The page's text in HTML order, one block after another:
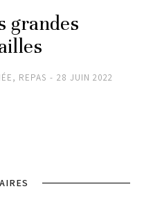
grandes
, REPAS 28 JUIN 2022